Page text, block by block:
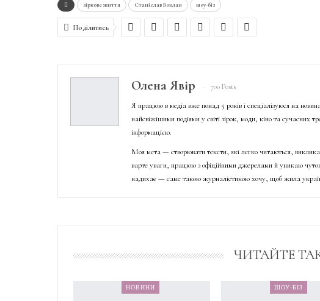
зіркове життя Станіслав Боклан шоу-біз
Поділитись
Олена Явір 700 Posts
Я працюю в медіа вже понад 5 років і спеціалізуюся на
найсвіжішими подіями у світі зірок, моди, кіно та сучасних
інформацією.
Моя мета — створювати тексти, які легко читаються,
варте уваги, працюю з офіційними джерелами й уникаю
надихає — саме такою журналістикою хочу, щоб жила
ЧИТАЙТЕ
НОВИНИ ШОУ-БІЗ